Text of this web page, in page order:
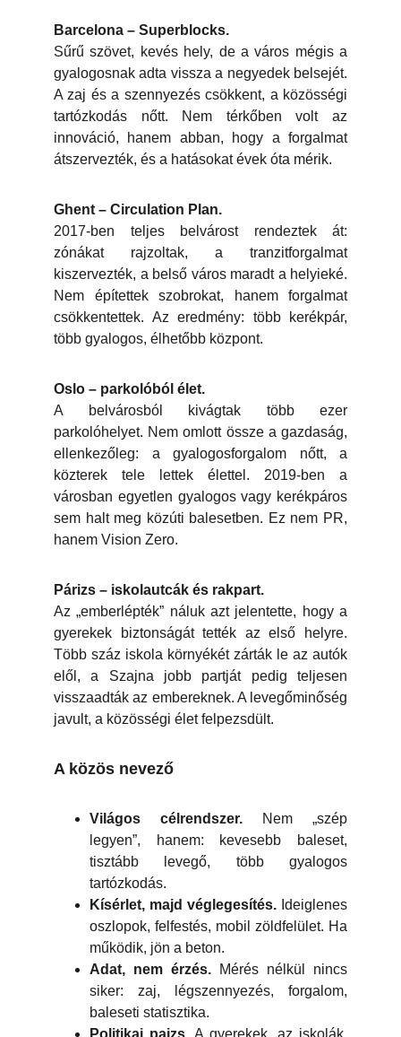
Barcelona – Superblocks.
Sűrű szövet, kevés hely, de a város mégis a
gyalogosnak adta vissza a negyedek belsejét.
A zaj és a szennyezés csökkent, a közösségi
tartózkodás nőtt. Nem térkőben volt az
innováció, hanem abban, hogy a forgalmat
átszervezték, és a hatásokat évek óta mérik.
Ghent – Circulation Plan.
2017-ben teljes belvárost rendeztek át:
zónákat rajzoltak, a tranzitforgalmat
kiszervezték, a belső város maradt a helyieké.
Nem építettek szobrokat, hanem forgalmat
csökkentettek. Az eredmény: több kerékpár,
több gyalogos, élhetőbb központ.
Oslo – parkolóból élet.
A belvárosból kivágtak több ezer
parkolóhelyet. Nem omlott össze a gazdaság,
ellenkezőleg: a gyalogosforgalom nőtt, a
közterek tele lettek élettel. 2019-ben a
városban egyetlen gyalogos vagy kerékpáros
sem halt meg közúti balesetben. Ez nem PR,
hanem Vision Zero.
Párizs – iskolautcák és rakpart.
Az „emberlépték” náluk azt jelentette, hogy a
gyerekek biztonságát tették az első helyre.
Több száz iskola környékét zárták le az autók
elől, a Szajna jobb partját pedig teljesen
visszaadták az embereknek. A levegőminőség
javult, a közösségi élet felpezsdült.
A közös nevező
Világos célrendszer. Nem „szép
legyen”, hanem: kevesebb baleset,
tisztább levegő, több gyalogos
tartózkodás.
Kísérlet, majd véglegesítés. Ideiglenes
oszlopok, felfestés, mobil zöldfelület. Ha
működik, jön a beton.
Adat, nem érzés. Mérés nélkül nincs
siker: zaj, légszennyezés, forgalom,
baleseti statisztika.
Politikai pajzs.
A gyerekek, az iskolák,